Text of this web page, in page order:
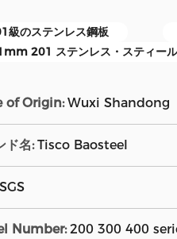
級のステンレス鋼板
201 ステンレス・スティー
of Origin: Wuxi Shandong
ド名: Tisco Baosteel
SGS
Number: 200 300 400